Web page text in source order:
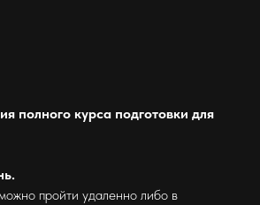
полного курса подготовки для
пройти удаленно либо в